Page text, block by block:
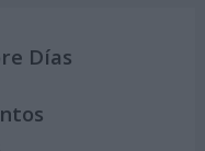
Días